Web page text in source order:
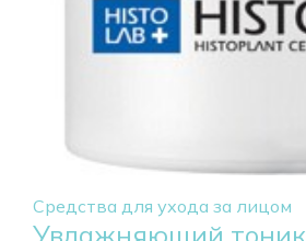
Средства для ухода за лицом
Увлажняющий тоник